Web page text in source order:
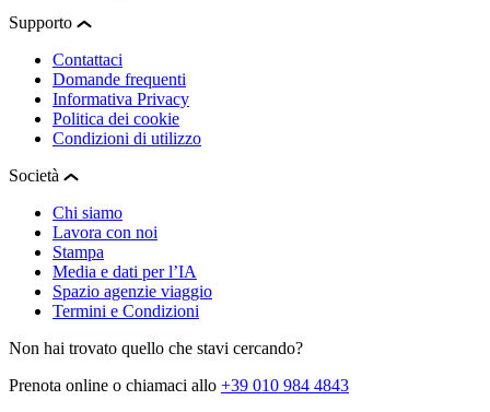
Supporto
Contattaci
Domande frequenti
Informativa Privacy
Politica dei cookie
Condizioni di utilizzo
Società
Chi siamo
Lavora con noi
Stampa
Media e dati per l’IA
Spazio agenzie viaggio
Termini e Condizioni
Non hai trovato quello che stavi cercando?
Prenota online o chiamaci allo +39 010 984 4843